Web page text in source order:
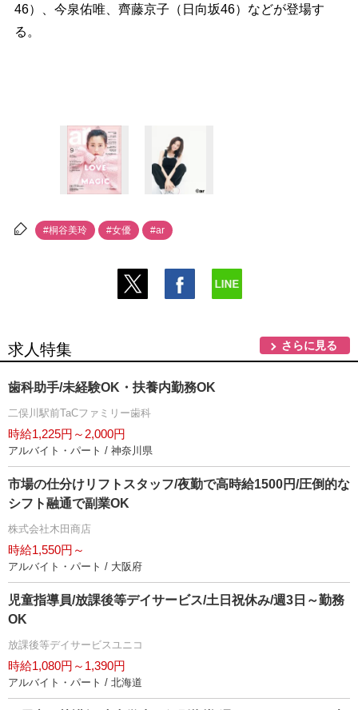
46）、今泉佑唯、齊藤京子（日向坂46）などが登場す
る。
#桐谷美玲 #女優 #ar
求人特集 さらに見る
歯科助手/未経験OK・扶養内勤務OK
二俣川駅前TaCファミリー歯科
時給1,225円～2,000円
アルバイト・パート / 神奈川県
市場の仕分けリフトスタッフ/夜勤で高時給1500円/圧倒的な
シフト融通で副業OK
株式会社木田商店
時給1,550円～
アルバイト・パート / 大阪府
児童指導員/放課後等デイサービス/土日祝休み/週3日～勤務
OK
放課後等デイサービスユニコ
時給1,080円～1,390円
アルバイト・パート / 北海道